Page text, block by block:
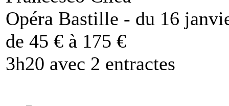
Opéra Bastille - du 16
de 45 € à 175 €
3h20 avec 2 entractes